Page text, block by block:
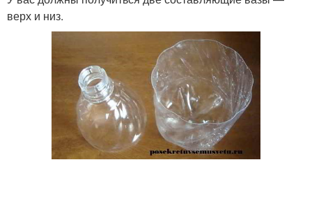
верх и низ.